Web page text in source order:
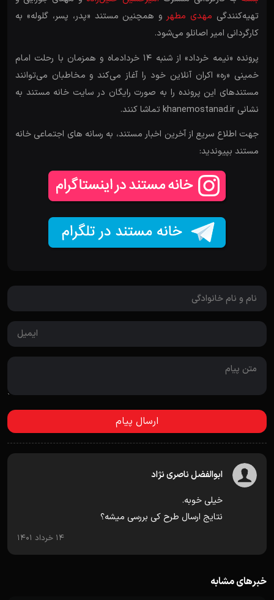
تهیه‌کنندگی مهدی مطهر و همچنین مستند «پدر، پسر، گلوله» به
کارگردانی امیر اصانلو می‌شود.
پرونده «نیمه خرداد» از شنبه ۱۴ خردادماه و همزمان با رحلت امام
خمینی «ره» اکران آنلاین خود را آغاز می‌کند و مخاطبان می‌توانند
مستندهای این پرونده را به صورت رایگان در سایت خانه مستند به
نشانی khanemostanad.ir تماشا کنند.
جهت اطلاع سریع از آخرین اخبار مستند، به رسانه های اجتماعی خانه
مستند بپیوندید:
ابوالفضل ناصری نژاد
خیلی خوبه.
نتایج ارسال طرح کی بررسی میشه؟
14 خرداد 1401
خبرهای مشابه